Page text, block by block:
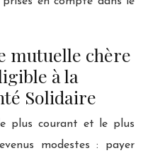
mutuelle chère
à la
Solidaire
plus courant et le plus
modestes : payer